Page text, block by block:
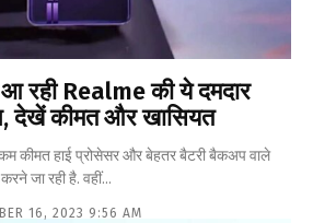
रही Realme की ये दमदार
देखें कीमत और खासियत
कीमत हाई प्रोसेसर और बेहतर बैटरी बैकअप वाले
जा रही है. वहीं...
16, 2023 9:56 AM